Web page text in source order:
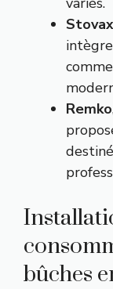
Stovax
Remko
bûches